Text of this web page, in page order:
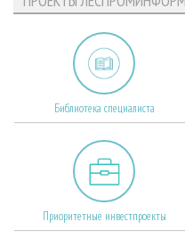
Библиотека специалиста
Приоритетные инвестпроекты